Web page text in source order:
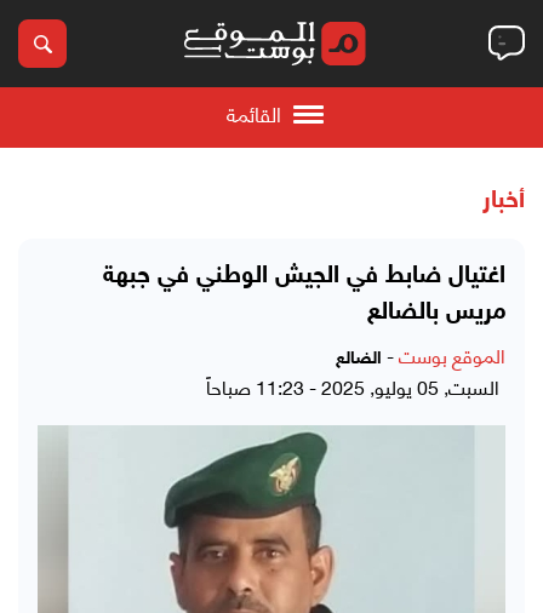
القائمة
أخبار
اغتيال ضابط في الجيش الوطني في جبهة
مريس بالضالع
الموقع بوست- الضالع
السبت, 05 يوليو, 2025 - 11:23 صباحاً